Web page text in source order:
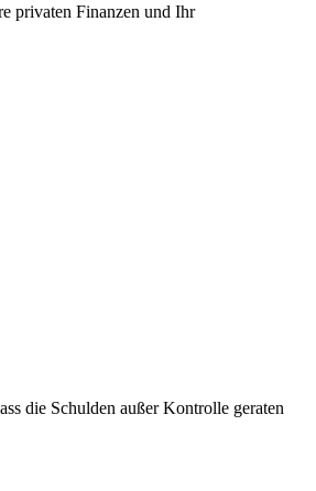
privaten Finanzen und Ihr
die Schulden außer Kontrolle geraten